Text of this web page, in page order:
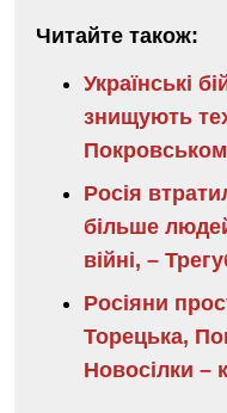
Читайте також:
Українські
знищують
Росія
більше
війні, –
Росіяни
Торецька,
Новосілки –